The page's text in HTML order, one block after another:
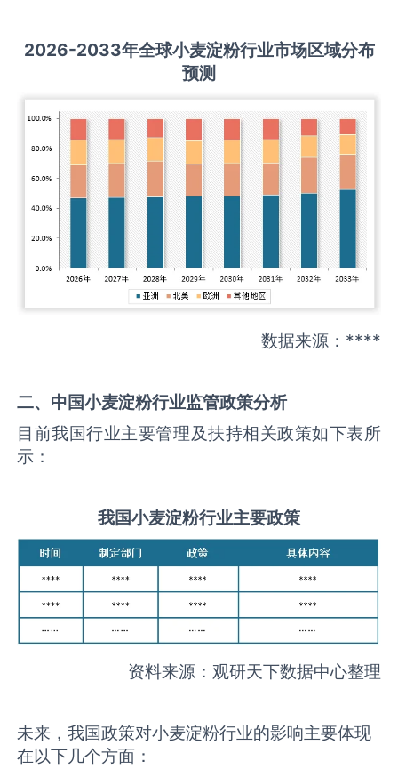
2026-2033年全球小麦淀粉行业市场区域分布
预测
数据来源：****
二、中国小麦淀粉行业监管政策分析
目前我国行业主要管理及扶持相关政策如下表所
示：
我国小麦淀粉行业主要政策
资料来源：观研天下数据中心整理
未来，我国政策对小麦淀粉行业的影响主要体现
在以下几个方面：